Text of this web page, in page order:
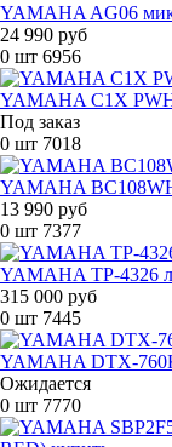
YAMAHA AG06
24 990 руб
0 шт 6956
YAMAHA C1X
Под заказ
0 шт 7018
YAMAHA
13 990 руб
0 шт 7377
YAMAHA TP-4326
315 000 руб
0 шт 7445
YAMAHA DTX-
Ожидается
0 шт 7770